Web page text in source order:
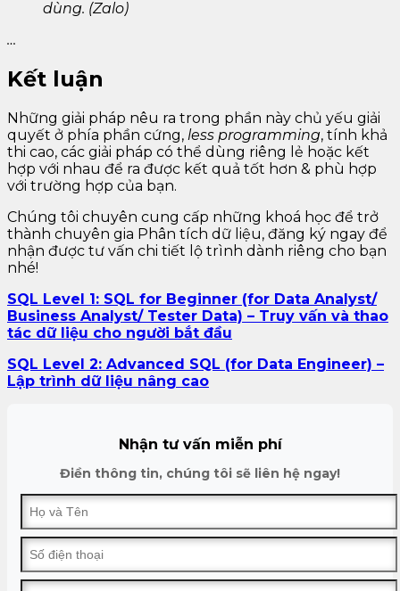
dùng. (Zalo)
…
Kết luận
Những giải pháp nêu ra trong phần này chủ yếu giải
quyết ở phía phần cứng, less programming, tính khả
thi cao, các giải pháp có thể dùng riêng lẻ hoặc kết
hợp với nhau để ra được kết quả tốt hơn & phù hợp
với trường hợp của bạn.
Chúng tôi chuyên cung cấp những khoá học để trở
thành chuyên gia Phân tích dữ liệu, đăng ký ngay để
nhận được tư vấn chi tiết lộ trình dành riêng cho bạn
nhé!
SQL Level 1: SQL for Beginner (for Data Analyst/
Business Analyst/ Tester Data) – Truy vấn và thao
tác dữ liệu cho người bắt đầu
SQL Level 2: Advanced SQL (for Data Engineer) –
Lập trình dữ liệu nâng cao
Nhận tư vấn miễn phí
Điền thông tin, chúng tôi sẽ liên hệ ngay!